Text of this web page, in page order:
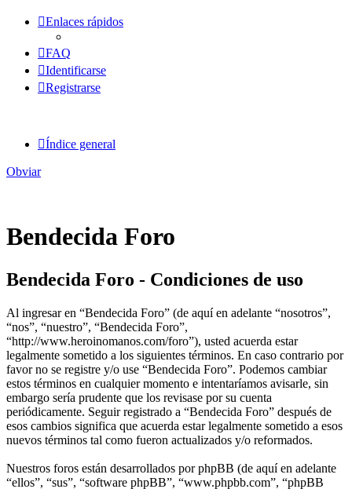
Enlaces rápidos
FAQ
Identificarse
Registrarse
Índice general
Obviar
Bendecida Foro
Bendecida Foro - Condiciones de uso
Al ingresar en “Bendecida Foro” (de aquí en adelante “nosotros”,
“nos”, “nuestro”, “Bendecida Foro”,
“http://www.heroinomanos.com/foro”), usted acuerda estar
legalmente sometido a los siguientes términos. En caso contrario por
favor no se registre y/o use “Bendecida Foro”. Podemos cambiar
estos términos en cualquier momento e intentaríamos avisarle, sin
embargo sería prudente que los revisase por su cuenta
periódicamente. Seguir registrado a “Bendecida Foro” después de
esos cambios significa que acuerda estar legalmente sometido a esos
nuevos términos tal como fueron actualizados y/o reformados.
Nuestros foros están desarrollados por phpBB (de aquí en adelante
“ellos”, “sus”, “software phpBB”, “www.phpbb.com”, “phpBB